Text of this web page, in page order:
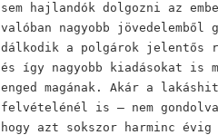
sem hajlandók dolgozni az
valóban nagyobb jövedelemből
dálkodik a polgárok jelentős
és így nagyobb kiadásokat is
enged magának. Akár a
felvételénél is – nem
hogy azt sokszor harminc